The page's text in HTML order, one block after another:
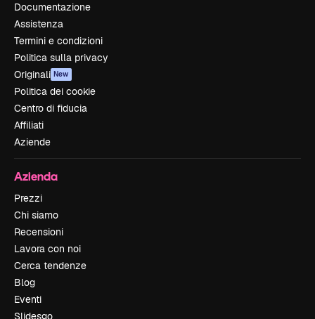
Documentazione
Assistenza
Termini e condizioni
Politica sulla privacy
Originali New
Politica dei cookie
Centro di fiducia
Affiliati
Aziende
Azienda
Prezzi
Chi siamo
Recensioni
Lavora con noi
Cerca tendenze
Blog
Eventi
Slidesgo